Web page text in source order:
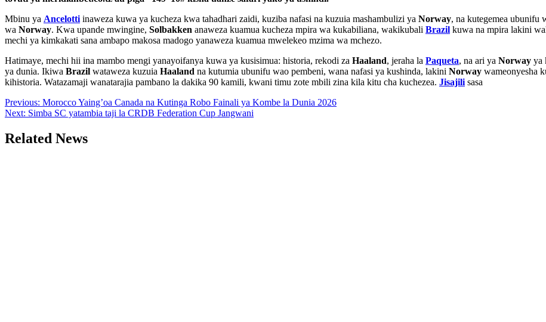
Mbinu ya Ancelotti inaweza kuwa ya kucheza kwa tahadhari zaidi, kuziba nafasi na kuzuia mashambulizi ya Norway, na kutegemea ubunifu
wa Norway. Kwa upande mwingine, Solbakken anaweza kuamua kucheza mpira wa kukabiliana, wakikubali Brazil kuwa na mpira lakini
mechi ya kimkakati sana ambapo makosa madogo yanaweza kuamua mwelekeo mzima wa mchezo.
Hatimaye, mechi hii ina mambo mengi yanayoifanya kuwa ya kusisimua: historia, rekodi za Haaland, jeraha la Paqueta, na ari ya Norway ya
ya dunia. Ikiwa Brazil wataweza kuzuia Haaland na kutumia ubunifu wao pembeni, wana nafasi ya kushinda, lakini Norway wameonyesha
kihistoria. Watazamaji wanatarajia pambano la dakika 90 kamili, kwani timu zote mbili zina kila kitu cha kuchezea. Jisajili sasa
Post
navigation
Previous: Morocco Yaing’oa Canada na Kutinga Robo Fainali ya Kombe la Dunia 2026
Next: Simba SC yatambia taji la CRDB Federation Cup Jangwani
Related News